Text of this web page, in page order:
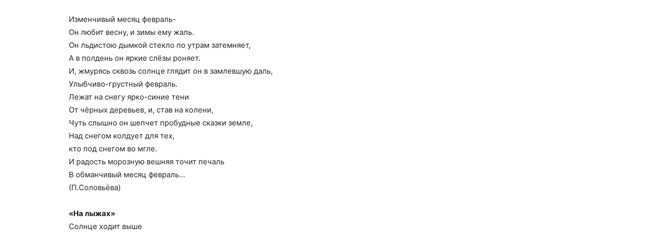
Изменчивый месяц февраль-
Он любит весну, и зимы ему жаль.
Он льдистою дымкой стекло по утрам затемняет,
А в полдень он яркие слёзы роняет.
И, жмурясь сквозь солнце глядит он в замлевшую даль,
Улыбчиво-грустный февраль.
Лежат на снегу ярко-синие тени
От чёрных деревьев, и, став на колени,
Чуть слышно он шепчет пробудные сказки земле,
Над снегом колдует для тех,
кто под снегом во мгле.
И радость морозную вешняя точит печаль
В обманчивый месяц февраль…
(П.Соловьёва)
«На лыжах»
Солнце ходит выше